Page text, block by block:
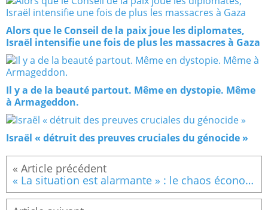
Alors que le Conseil de la paix joue les diplomates,
Israël intensifie une fois de plus les massacres à Gaza
Il y a de la beauté partout. Même en dystopie. Même
à Armageddon.
Israël « détruit des preuves cruciales du génocide »
« La situation est alarmante » : le chaos économique mondial s'installe alors que la guerre contre l'Iran déclenchée par Trump fait plonger les marchés.